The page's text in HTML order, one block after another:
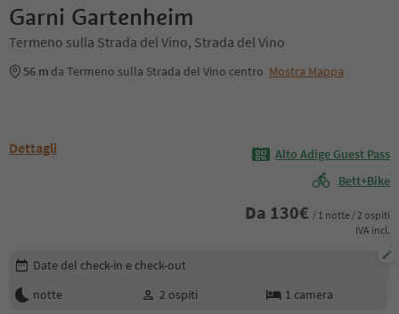
Garni Gartenheim
Termeno sulla Strada del Vino, Strada del Vino
56 m da Termeno sulla Strada del Vino centro Mostra Mappa
Dettagli
Alto Adige Guest Pass
Bett+Bike
Da 130€ / 1 notte / 2 ospiti
IVA incl.
Modifica i dettagli della prenotazione
Date del check-in e check-out
notte
2 ospiti 1 camera